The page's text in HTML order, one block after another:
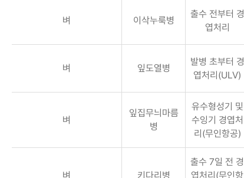
벼 이삭누룩병
출수 전부터 경
엽처리
벼 잎도열병
발병 초부터 경
엽처리(ULV)
벼
잎집무늬마름
병
유수형성기 및
수잉기 경엽처
리(무인항공)
벼 키다리병
출수 7일 전 경
엽처리(무인항